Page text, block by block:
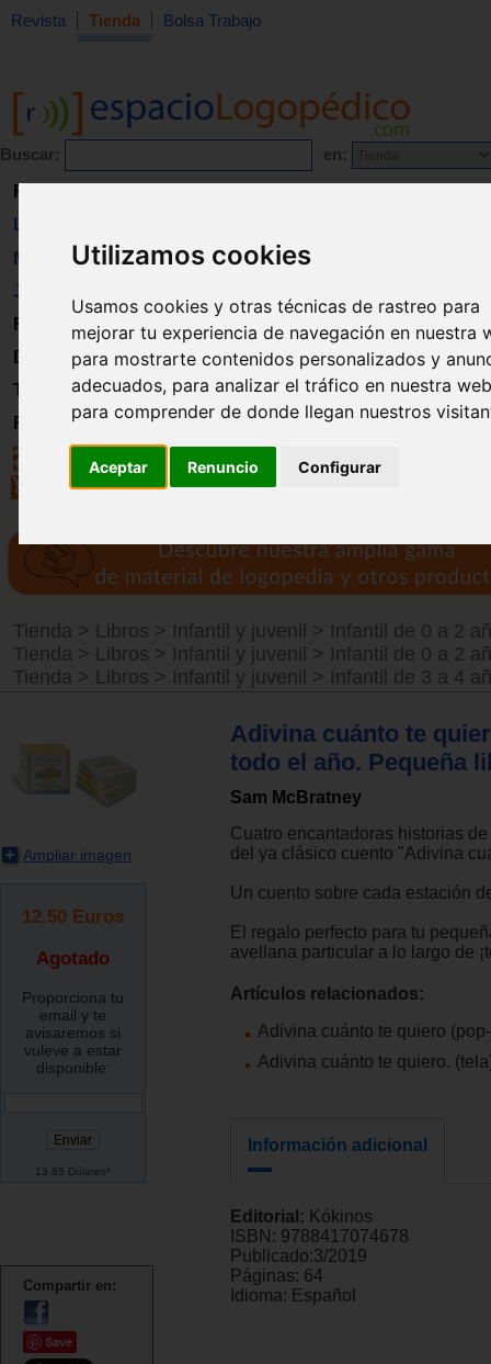
Utilizamos cookies
Usamos cookies y otras técnicas de rastreo para
mejorar tu experiencia de navegación en nuestra
para mostrarte contenidos personalizados y
adecuados, para analizar el tráfico en nuestra
para comprender de donde llegan nuestros
Aceptar Renuncio Configurar
Revista Tienda Bolsa Trabajo
Buscar: en:
Revista
Libros
Material
Juguetes
Formación
Directorio
Trabajo
Registro
Tienda > Libros > Infantil y juvenil > Infantil de 0 a 2
Tienda > Libros > Infantil y juvenil > Infantil de 0 a 2
Tienda > Libros > Infantil y juvenil > Infantil de 3 a 4
Ampliar imagen
12.50 Euros
Agotado
Proporciona tu
email y te
avisaremos si
vuleve a estar
disponible:
13.85 Dólares*
Compartir en:
Save
Adivina cuánto te
todo el año. Pequeña
Sam McBratney
Cuatro encantadoras historias
del ya clásico cuento "Adivina
Un cuento sobre cada estación
El regalo perfecto para tu
avellana particular a lo largo de
Artículos relacionados:
Adivina cuánto te quiero
Adivina cuánto te quiero.
Información adicional
Editorial: Kókinos
ISBN: 9788417074678
Publicado:3/2019
Páginas: 64
Idioma: Español